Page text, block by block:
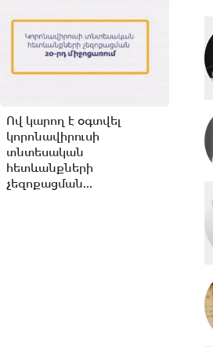
Ով կարող է օգտվել
կորոնավիրուսի
տնտեսական
հետևանքների
չեզոքացման...